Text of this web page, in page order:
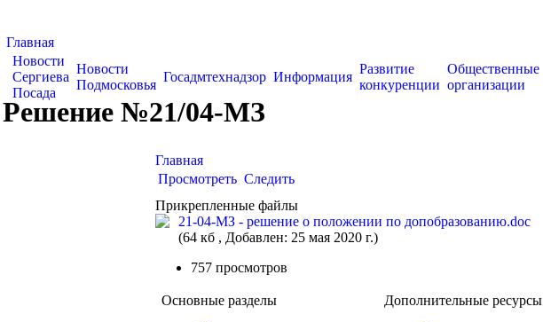
Главная
Новости
Сергиева
Посада
Новости
Подмосковья
Госадмтехнадзор Информация
Развитие
конкуренции
Общественные
организации
Решение №21/04-МЗ
Главная
Просмотреть Следить
Прикрепленные файлы
21-04-МЗ - решение о положении по допобразованию.doc
(64 кб , Добавлен: 25 мая 2020 г.)
757 просмотров
Основные разделы
Дополнительные ресурсы